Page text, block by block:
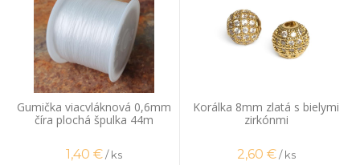
Gumička viacvláknová 0,6mm
číra plochá špulka 44m
1,40 € / ks
Korálka 8mm zlatá s bielymi
zirkónmi
2,60 € / ks